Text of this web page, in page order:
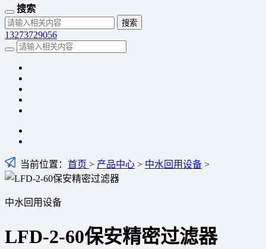
搜索
13273729056
当前位置： 首页 > 产品中心 > 中水回用设备 >
中水回用设备
LFD-2-60保安精密过滤器